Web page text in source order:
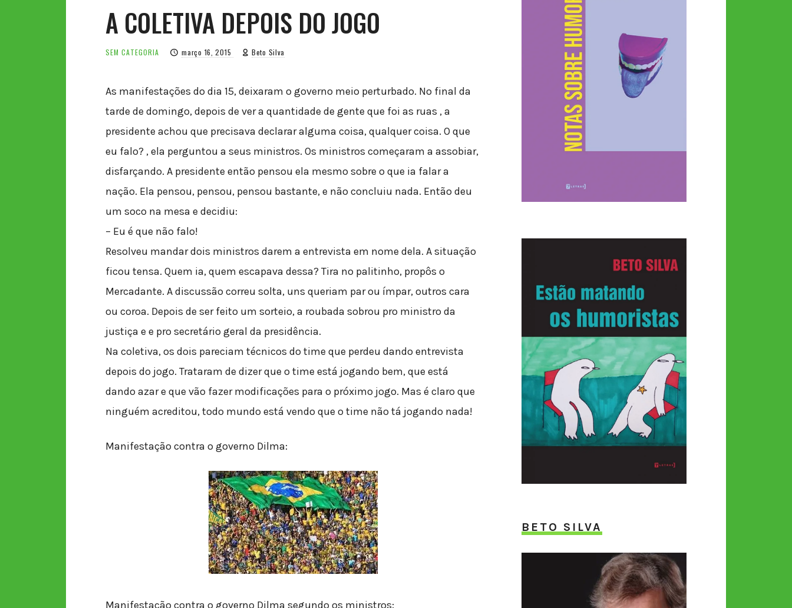
A COLETIVA DEPOIS DO JOGO
SEM CATEGORIA março 16, 2015 Beto Silva
As manifestações do dia 15, deixaram o governo meio perturbado. No final da
tarde de domingo, depois de ver a quantidade de gente que foi as ruas , a
presidente achou que precisava declarar alguma coisa, qualquer coisa. O que
eu falo? , ela perguntou a seus ministros. Os ministros começaram a assobiar,
disfarçando. A presidente então pensou ela mesmo sobre o que ia falar a
nação. Ela pensou, pensou, pensou bastante, e não concluiu nada. Então deu
um soco na mesa e decidiu:
– Eu é que não falo!
Resolveu mandar dois ministros darem a entrevista em nome dela. A situação
ficou tensa. Quem ia, quem escapava dessa? Tira no palitinho, propôs o
Mercadante. A discussão correu solta, uns queriam par ou ímpar, outros cara
ou coroa. Depois de ser feito um sorteio, a roubada sobrou pro ministro da
justiça e e pro secretário geral da presidência.
Na coletiva, os dois pareciam técnicos do time que perdeu dando entrevista
depois do jogo. Trataram de dizer que o time está jogando bem, que está
dando azar e que vão fazer modificações para o próximo jogo. Mas é claro que
ninguém acreditou, todo mundo está vendo que o time não tá jogando nada!
Manifestação contra o governo Dilma:
Manifestação contra o governo Dilma segundo os ministros:
BETO SILVA